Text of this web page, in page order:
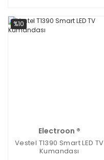
%10
Electroon ®
Vestel T1390 Smart LED TV
Kumandası